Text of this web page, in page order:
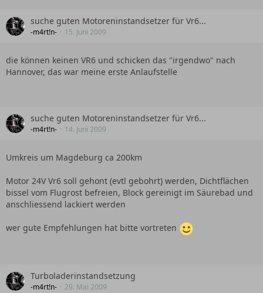
suche guten Motoreninstandsetzer für Vr6...
-m4rt!n- 15. Juni 2009
die können keinen VR6 und schicken das "irgendwo" nach
Hannover, das war meine erste Anlaufstelle
suche guten Motoreninstandsetzer für Vr6...
-m4rt!n- 14. Juni 2009
Umkreis um Magdeburg ca 200km
Motor 24V Vr6 soll gehont (evtl gebohrt) werden, Dichtflächen
bissel vom Flugrost befreien, Block gereinigt im Säurebad und
anschliessend lackiert werden
wer gute Empfehlungen hat bitte vortreten
Turboladerinstandsetzung
-m4rt!n- 29. Mai 2009